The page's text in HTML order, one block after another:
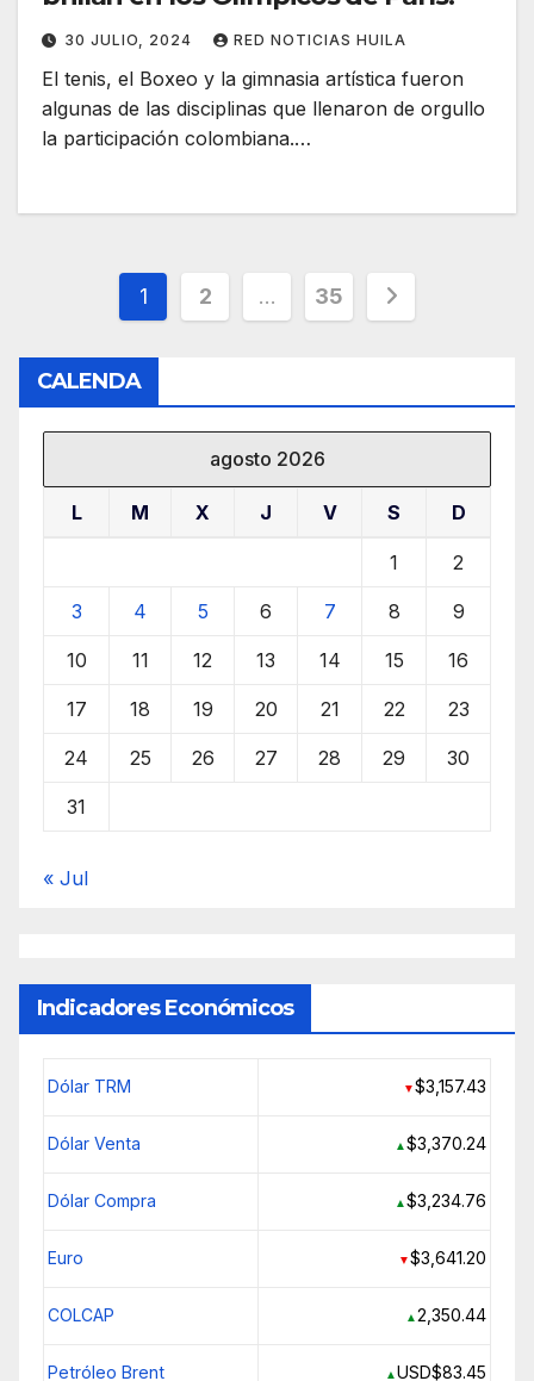
30 JULIO, 2024 RED NOTICIAS HUILA
El tenis, el Boxeo y la gimnasia artística fueron
algunas de las disciplinas que llenaron de orgullo
la participación colombiana.…
Paginación
de
entradas
1 2 … 35
CALENDA
agosto 2026
L M X J V S D
1 2
3 4 5 6 7 8 9
10 11 12 13 14 15 16
17 18 19 20 21 22 23
24 25 26 27 28 29 30
31
« Jul
Indicadores Económicos
Dólar TRM ▼$3,157.43
Dólar Venta ▲$3,370.24
Dólar Compra ▲$3,234.76
Euro ▼$3,641.20
COLCAP ▲ 2,350.44
Petróleo Brent ▲USD$83.45